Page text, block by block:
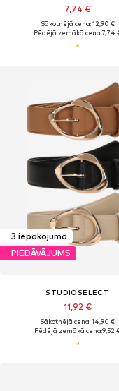
7,74 €
Sākotnējā cena: 12,90 €
Pēdējā zemākā cena:7,74
3 iepakojumā
PIEDĀVĀJUMS
STUDIOSELECT
11,92 €
Sākotnējā cena: 14,90 €
Pēdējā zemākā cena:9,52